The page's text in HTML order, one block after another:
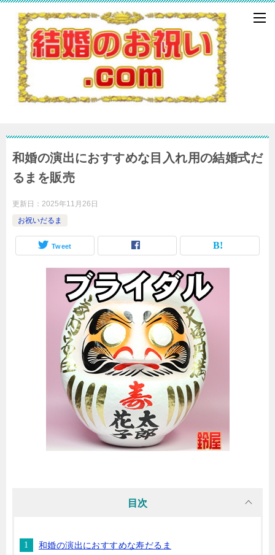
和婚の演出におすすめな目入れ用の結婚式だ
るまを販売
更新日： 2025年11月26日
お祝いだるま
Tweet
目次
和婚の演出におすすめな寿だるま